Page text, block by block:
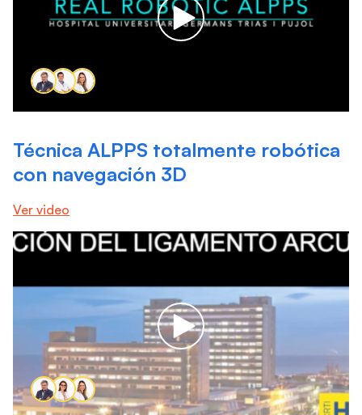
Técnica ALPPS totalmente robótica
con navegación 3D
Ver video